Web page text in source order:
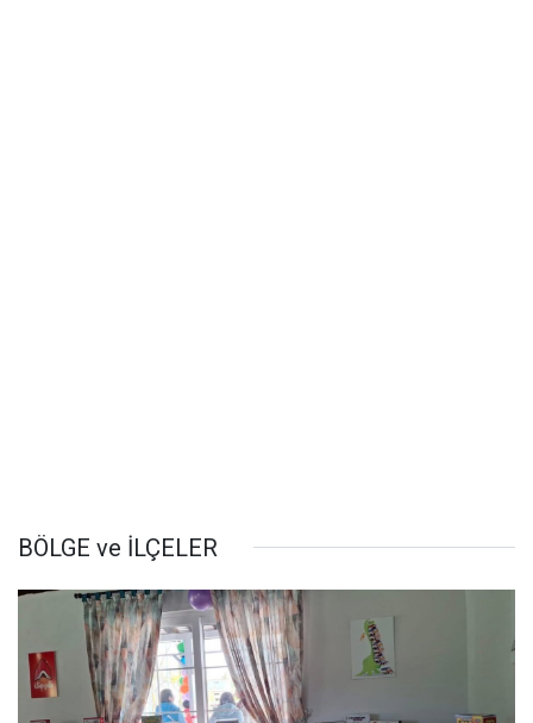
BÖLGE ve İLÇELER